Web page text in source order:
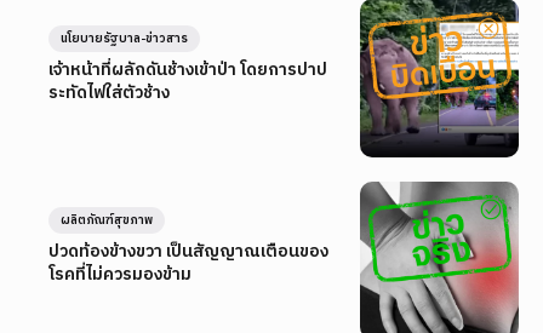
เจ้าหน้าที่ผลักดันช้างเข้าป่า โดยการปาป
ระทัดไฟใส่ตัวช้าง
นโยบายรัฐบาล-ข่าวสาร
ปวดท้องข้างขวา เป็นสัญญาณเตือนของ
โรคที่ไม่ควรมองข้าม
ผลิตภัณฑ์สุขภาพ